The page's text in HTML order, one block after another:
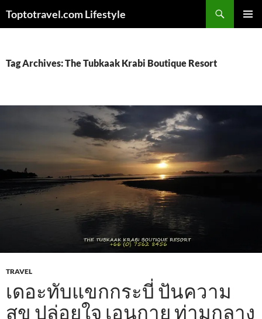
Toptotravel.com Lifestyle
Tag Archives: The Tubkaak Krabi Boutique Resort
TRAVEL
เดอะทับแขกกระบี่ ปันความ
สุข ปล่อยใจ เอนกาย ท่ามกลาง